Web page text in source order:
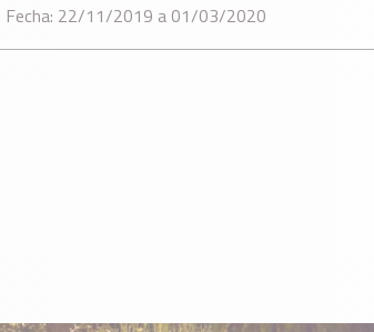
Fecha: 22/11/2019 a 01/03/2020